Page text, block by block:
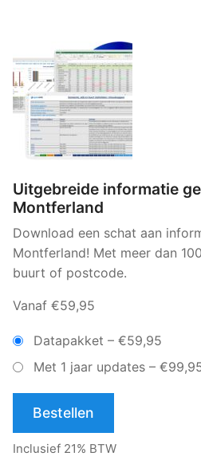
Uitgebreide informatie
Montferland
Download een schat aan
Montferland! Met meer dan
buurt of postcode.
Vanaf €59,95
Datapakket – €59,95
Met 1 jaar updates –
Bestellen
Inclusief 21% BTW